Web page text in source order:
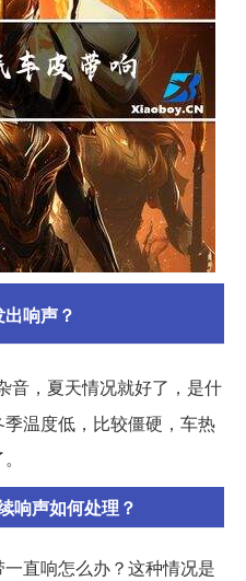
响声？
音，夏天情况就好了，是什
温度低，比较僵硬，车热
响声如何处理？
直响怎么办？这种情况是